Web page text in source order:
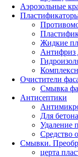
Аэрозольные
Жидкие
Антифриз
Очистители
Смывка
Антисептики
Для бетона
Удаление
Средство
Смывки.
церта